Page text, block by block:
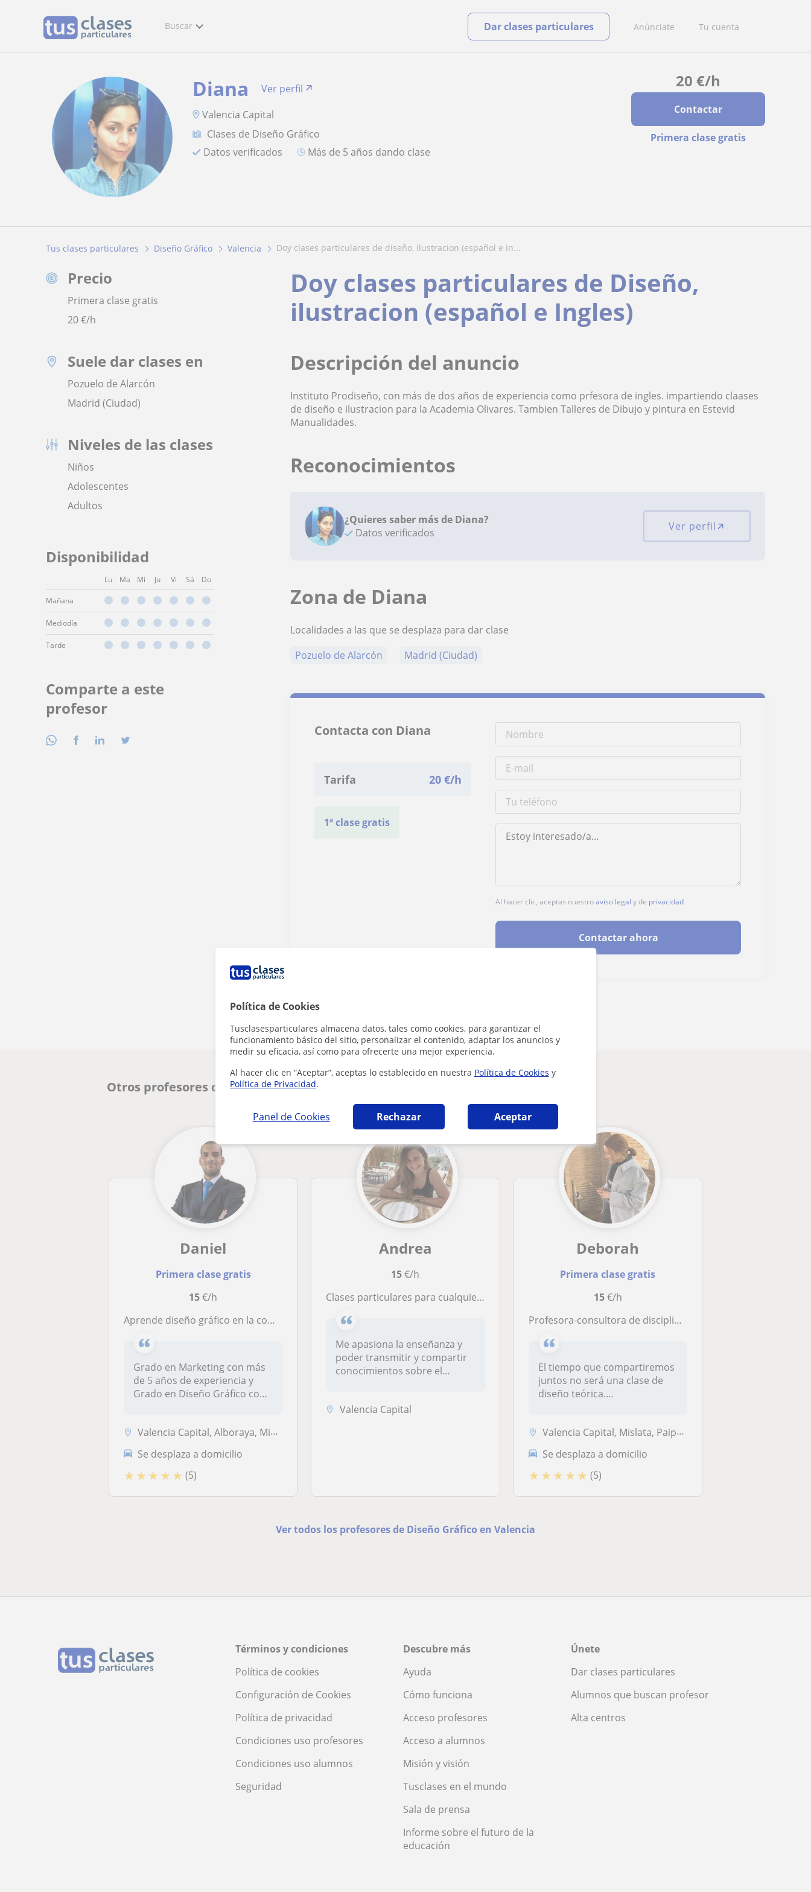
Política de Cookies
Tusclasesparticulares almacena datos, tales como cookies, para garantizar el
funcionamiento básico del sitio, personalizar el contenido, adaptar los anuncios y
medir su eficacia, así como para ofrecerte una mejor experiencia.
Al hacer clic en “Aceptar”, aceptas lo establecido en nuestra Política de Cookies y
Política de Privacidad.
Panel de Cookies Rechazar Aceptar
Buscar Anúnciate Tu cuenta
Dar clases particulares
20 €/h
Contactar
Primera clase gratis
Diana
Ver perfil
Valencia Capital
Clases de Diseño Gráfico
Datos verificados
más de 5 años dando clase
Tus clases particulares Diseño Gráfico Valencia doy clases particulares de diseño, ilustracion (español e in...
Precio
Primera clase gratis
20€/h
Suele dar clases en
Pozuelo de Alarcón
Madrid (Ciudad)
Niveles de las clases
Niños
Adolescentes
Adultos
Disponibilidad
Lu Ma Mi Ju Vi Sá Do
Mañana
Mediodía
Tarde
Comparte a este
profesor
Doy clases particulares de Diseño,
ilustracion (español e Ingles)
Descripción del anuncio
Instituto Prodiseño, con más de dos años de experiencia como prfesora de ingles. impartiendo claases
de diseño e ilustracion para la Academia Olivares. Tambien Talleres de Dibujo y pintura en Estevid
Manualidades.
Reconocimientos
¿Quieres saber más de Diana?
Datos verificados
Ver perfil
Zona de Diana
Localidades a las que se desplaza para dar clase
Pozuelo de Alarcón
Madrid (Ciudad)
Contacta con Diana
Tarifa 20 €/h
1ª clase gratis
Al hacer clic, aceptas nuestroaviso legal y de privacidad
Contactar ahora
¿Hay algún error en este perfil?
Otros profesores de Diseño Gráfico en Valencia que pueden interesarte
Daniel
Primera clase gratis
15€/h
Aprende diseño gráfico en la comodidad de tu casa
Grado en Marketing con más
de 5 años de experiencia y
Grado en Diseño Gráfico con
Valencia Capital, Alboraya, Mislata, Tavernes Blanques
Se desplaza a domicilio
★ ★ ★ ★ ★ (5)
Andrea
15€/h
Clases particulares para cualquier tipo de edad y nivel
Me apasiona la enseñanza y
poder transmitir y compartir
conocimientos sobre el
Valencia Capital
Deborah
Primera clase gratis
15€/h
Profesora-consultora de disciplinas relacionadas con el diseño gráfico
El tiempo que compartiremos
juntos no será una clase de
diseño teórica.
Valencia Capital, Mislata, Paiporta, Picanya, Xirivella
Se desplaza a domicilio
★ ★ ★ ★ ★ (5)
Ver todos los profesores de Diseño Gráfico en Valencia
Términos y condiciones
Política de cookies
Configuración de Cookies
Política de privacidad
Condiciones uso profesores
Condiciones uso alumnos
Seguridad
Descubre más
Ayuda
Cómo funciona
Acceso profesores
Acceso a alumnos
Misión y visión
Tusclases en el mundo
Sala de prensa
Informe sobre el futuro de la
educación
Únete
Dar clases particulares
Alumnos que buscan profesor
Alta centros